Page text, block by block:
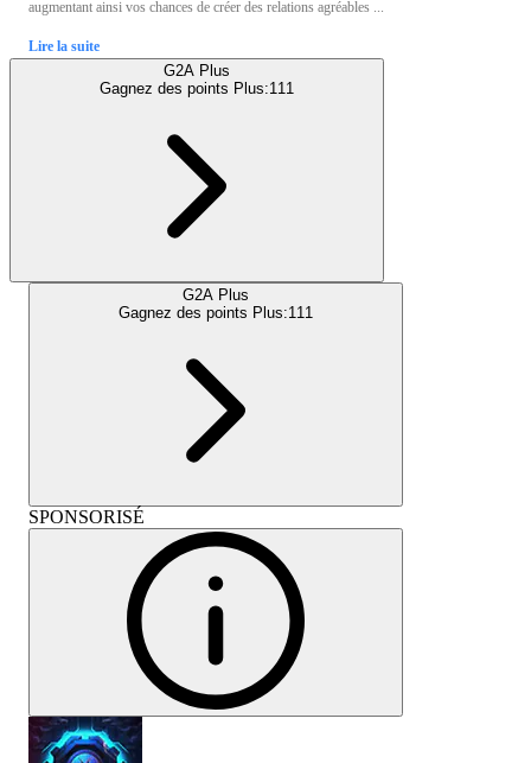
augmentant ainsi vos chances de créer des relations agréables ...
Lire la suite
G2A Plus
Gagnez des points Plus:111
G2A Plus
Gagnez des points Plus:111
SPONSORISÉ